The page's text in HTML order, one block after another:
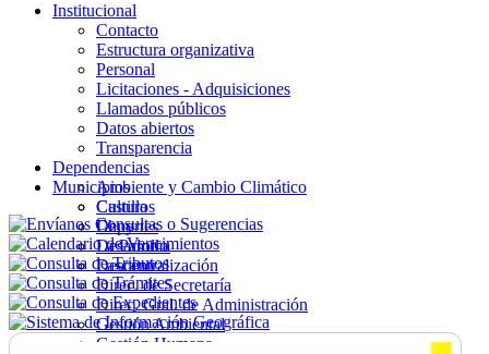
Institucional
Contacto
Estructura organizativa
Personal
Licitaciones - Adquisiciones
Llamados públicos
Datos abiertos
Transparencia
Dependencias
Ambiente y Cambio Climático
Cultura
Deportes
Desarrollo
Descentralización
Direc. de Secretaría
Direc. Gral. de Administración
Gestión Ambiental
Gestión Humana
Municipios
Castillos
Chuy
La Paloma
Lascano